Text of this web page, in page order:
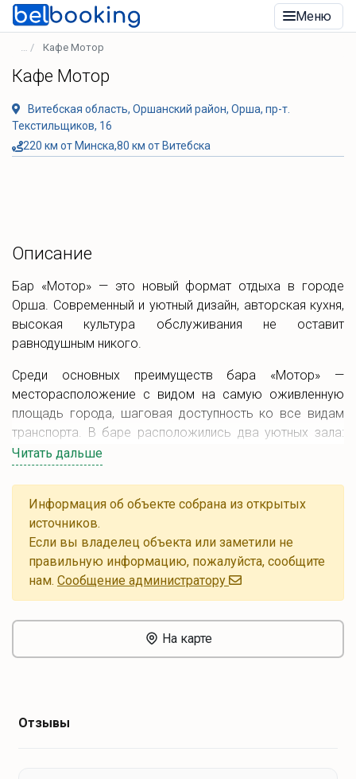
Меню
Кафе Мотор
Кафе Мотор
Витебская область, Оршанский район, Орша, пр-т.
Текстильщиков, 16
220 км от Минска,80 км от Витебска
Описание
Бар «Мотор» — это новый формат отдыха в городе
Орша. Современный и уютный дизайн, авторская кухня,
высокая культура обслуживания не оставит
равнодушным никого.
Среди основных преимуществ бара «Мотор» —
месторасположение с видом на самую оживленную
площадь города, шаговая доступность ко все видам
транспорта. В баре расположились два уютных зала:
общий зал с удобными диванами и VIP зал для большой
компании, который оснащён большим плазменным
телевизором и огромным диваном с каретной стяжкой,
который погружает в мир комфорта и отдыха. В
основном зале имеется проектор, который в сочетании
с профессиональным звукооформлением, передаст
атмосферу кинотеатра, где возможен просмотр
спортивных мероприятий или кинофильмов.
Читать дальше
Информация об объекте собрана из открытых
источников.
Если вы владелец объекта или заметили не
правильную информацию, пожалуйста, сообщите
нам. Cообщение администратору
На карте
Отзывы